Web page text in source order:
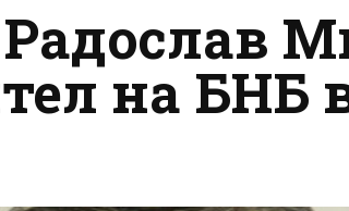
на БНБ